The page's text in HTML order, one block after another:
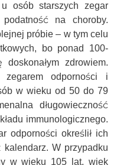
osób starszych zegar
na choroby.
próbie – w tym celu
bo ponad 100-
zdrowiem.
odporności i
w wieku od 50 do 79
długowieczność
immunologicznego.
odporności określił ich
W przypadku
w wieku 105 lat, wiek